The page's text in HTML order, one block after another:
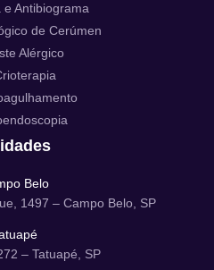
e Antibiograma
de Cerúmen
Alérgico
Belo
1497 – Campo Belo, SP
– Tatuapé, SP